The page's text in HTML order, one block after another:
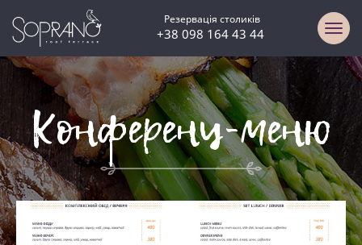
Резервація столиків
+38 098 164 43 44
Конференц-меню